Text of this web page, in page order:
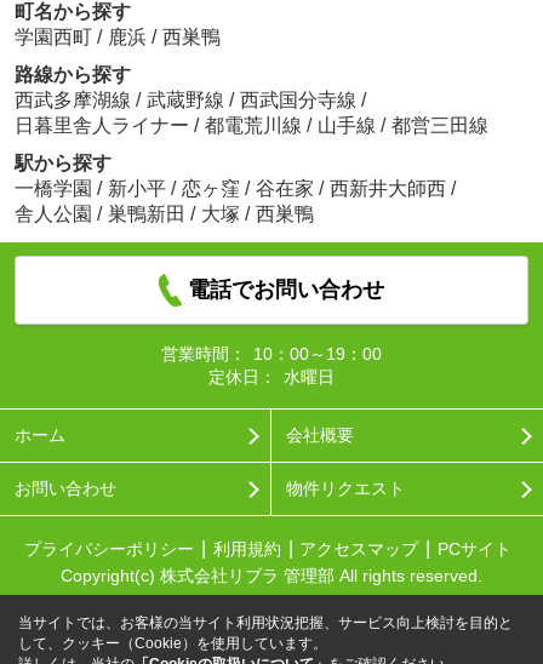
町名から探す
学園西町 / 鹿浜 / 西巣鴨
路線から探す
西武多摩湖線 / 武蔵野線 / 西武国分寺線 /
日暮里舎人ライナー / 都電荒川線 / 山手線 / 都営三田線
駅から探す
一橋学園 / 新小平 / 恋ヶ窪 / 谷在家 / 西新井大師西 /
舎人公園 / 巣鴨新田 / 大塚 / 西巣鴨
電話でお問い合わせ
営業時間：
10：00～19：00
定休日：
水曜日
ホーム 会社概要
お問い合わせ 物件リクエスト
プライバシーポリシー 利用規約 アクセスマップ
PCサイト
Copyright(c) 株式会社リブラ 管理部 All rights reserved.
当サイトでは、お客様の当サイト利用状況把握、サービス向上検討を目的と
して、クッキー（Cookie）を使用しています。